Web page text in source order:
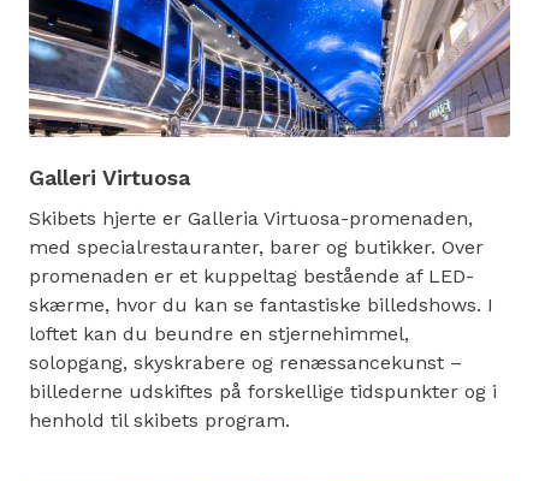
Galleri Virtuosa
Skibets hjerte er Galleria Virtuosa-promenaden,
med specialrestauranter, barer og butikker. Over
promenaden er et kuppeltag bestående af LED-
skærme, hvor du kan se fantastiske billedshows. I
loftet kan du beundre en stjernehimmel,
solopgang, skyskrabere og renæssancekunst –
billederne udskiftes på forskellige tidspunkter og i
henhold til skibets program.